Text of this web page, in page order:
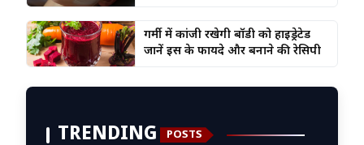
गर्मी में कांजी रखेगी बॉडी को हाइड्रेटेड
जानें इस के फायदे और बनाने की रेसिपी
TRENDING POSTS